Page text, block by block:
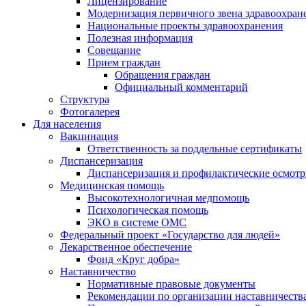
Модернизация первичного звена
Национальные проекты здравоохранения
Полезная информация
Совещание
Прием граждан
Обращения граждан
Официальный комментарий
Структура
Фотогалерея
Для населения
Вакцинация
Ответственность за поддельные сертификаты
Диспансеризация
Диспансеризация и профилактические
Медицинская помощь
Высокотехнологичная медпомощь
Психологическая помощь
ЭКО в системе ОМС
Федеральный проект «Государство для людей»
Лекарственное обеспечение
Фонд «Круг добра»
Наставничество
Нормативные правовые документы
Рекомендации по организации